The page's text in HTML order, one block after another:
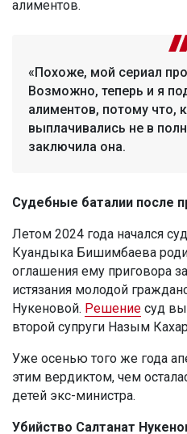
алиментов.
«Похоже, мой сериал
Возможно, теперь и я
алиментов, потому что,
выплачивались не в
заключила она.
Судебные баталии после
Летом 2024 года начался
Куандыка Бишимбаева
оглашения ему приговора
истязания молодой
Нукеновой. Решение суд
второй супруги Назым
Уже осенью того же года
этим вердиктом, чем
детей экс-министра.
Убийство Салтанат